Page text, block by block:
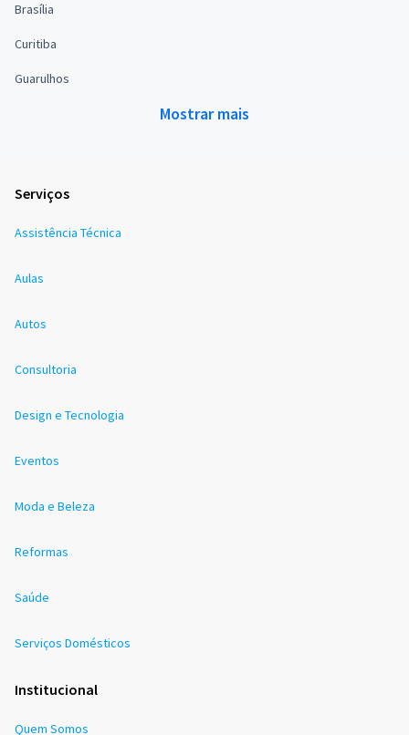
Brasília
Curitiba
Guarulhos
Mostrar mais
Serviços
Assistência Técnica
Aulas
Autos
Consultoria
Design e Tecnologia
Eventos
Moda e Beleza
Reformas
Saúde
Serviços Domésticos
Institucional
Quem Somos